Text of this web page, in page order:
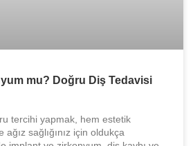
mu? Doğru Diş Tedavisi
tercihi yapmak, hem estetik
sağlığınız için oldukça